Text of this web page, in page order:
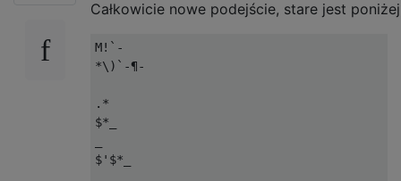
Całkowicie nowe podejście, stare jest
M!`-
*\)`-¶-
.*
$*_
$'$*_